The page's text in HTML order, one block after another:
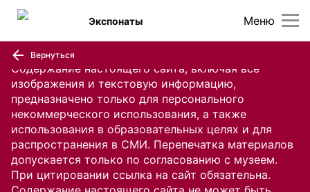
Содержание настоящего сайта, включая все
изображения и текстовую информацию,
предназначено только для персонального
некоммерческого использования, а также
использования в образовательных целях и для
распространения в СМИ. Перепечатка материалов
допускается только по согласованию с музеем.
При цитировании ссылка на сайт обязательна.
Меню
Экспонаты
Вернуться